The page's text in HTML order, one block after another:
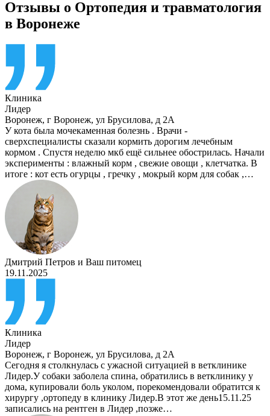
Отзывы о Ортопедия и травматология
в Воронеже
Клиника
Лидер
Воронеж, г Воронеж, ул Брусилова, д 2А
У кота была мочекаменная болезнь . Врачи -
сверхспециалисты сказали кормить дорогим лечебным
кормом . Спустя неделю мкб ещё сильнее обострилась. Начали
эксперименты : влажный корм , свежие овощи , клетчатка. В
итоге : кот есть огурцы , гречку , мокрый корм для собак ,…
Дмитрий Петров и Ваш питомец
19.11.2025
Клиника
Лидер
Воронеж, г Воронеж, ул Брусилова, д 2А
Сегодня я столкнулась с ужасной ситуацией в ветклинике
Лидер.У собаки заболела спина, обратились в ветклинику у
дома, купировали боль уколом, порекомендовали обратится к
хирургу ,ортопеду в клинику Лидер.В этот же день15.11.25
записались на рентген в Лидер ,позже…